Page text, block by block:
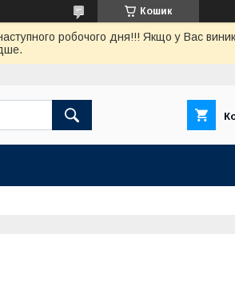
Кошик
робочого дня!!! Якщо у Вас